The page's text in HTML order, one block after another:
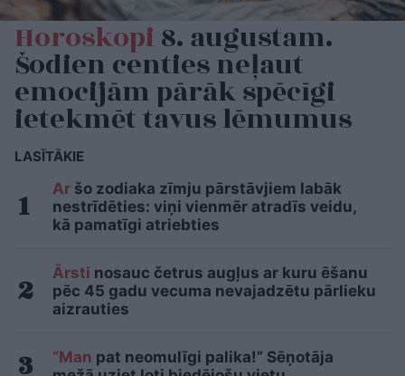
Horoskopi8. augustam.
Šodien centies neļaut
emocijām pārāk spēcīgi
ietekmēt tavus lēmumus
LASĪTĀKIE
Ar šo zodiaka zīmju pārstāvjiem labāk
nestrīdēties: viņi vienmēr atradīs veidu,
kā pamatīgi atriebties
Ārsti nosauc četrus augļus ar kuru ēšanu
pēc 45 gadu vecuma nevajadzētu pārlieku
aizrauties
“Man pat neomulīgi palika!” Sēņotāja